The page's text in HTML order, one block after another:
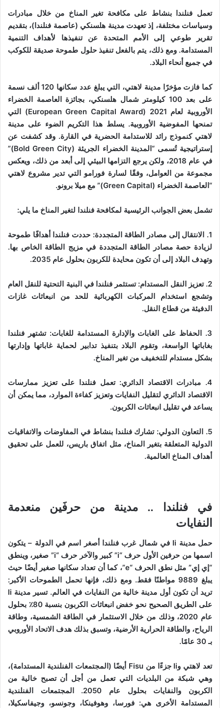
تعمل فنلندا بنشاط على مكافحة تغير المناخ من خلال مبادرات
وسياسات مختلفة، إذ تعهدت مدينة هلسنكي (عاصمة فنلندا)، بتقديم
تقرير طوعي إلى الأمم المتحدة عن تنفيذها لأهداف التنمية
المستدامة. ومع ذلك، يتم بالفعل تنفيذ حلول طموحة صديقة للكوكب
في جميع أنحاء البلاد.
كما فازت مؤخرًا مدينة لاهتي، التي يبلغ عدد سكانها 120 ألف نسمة
على بعد 100 كيلومتر شمال هلسنكي، بجائزة العاصمة الخضراء
الأوروبية لعام 2021 (European Green Capital Award) التي
تمنحها المفوضية الأوروبية. يسلط هذا التكريم الضوء على مدينة
لاهتي كنموذج رائد للاستدامة الحضرية في القارة. وقد كشفت عن
إستراتيجية تُسمى “المدينة الخضراء الجريئة (Bold Green City)”
في عام 2018، ولكن يرجع التزامها البيئي إلى أبعد من ذلك، ويعكس
مجموعة من العوامل، وفقًا لسارة فورامو التي تدير مشروع لاهتي
“العاصمة الخضراء (Green Capital)” مع ميلا برونو.
تشمل بعض الجوانب الرئيسية لمكافحة فنلندا لتغير المناخ ما يلي:
1. الانتقال إلى مصادر الطاقة المتجددة: حددت فنلندا أهدافًا طموحة
لزيادة حصة مصادر الطاقة المتجددة في مزيج الطاقة الخاص بها.
وتهدف البلاد إلى أن تكون محايدة للكربون بحلول عام 2035.
2. تعزيز النقل المستدام: تستثمر فنلندا في البنية التحتية للنقل العام
وتشجع استخدام المركبات الكهربائية للحد من انبعاثات غازات
الدفيئة من قطاع النقل.
3. الحفاظ على الغابات والإدارة المستدامة للغابات: تشتهر فنلندا
بغاباتها الواسعة، وتقوم البلاد بتنفيذ تدابير لحماية غاباتها وإدارتها
بشكل مستدام للتخفيف من تغير المناخ.
4. مبادرات الاقتصاد الدائري: تعمل فنلندا على تعزيز ممارسات
الاقتصاد الدائري لتقليل النفايات وتعزيز كفاءة الموارد، مما يمكن أن
يساعد في تقليل انبعاثات الكربون.
5. التعاون الدولي: تشارك فنلندا بنشاط في المفاوضات والاتفاقيات
الدولية المتعلقة بتغير المناخ، مثل اتفاق باريس، للعمل على تحقيق
أهداف المناخ العالمية.
في فنلندا .. مدينة من حرفَين منعدمة
النفايات
حمل مدينة Ii في شمال غرب فنلندا أصغر اسم في الدولة – يتكون
اسمها من حرفين الأول حرف “i” كبير والآخر حرف “i” صغير، وينطق
“إي إي” مثل نطق الحرف “e”، كما أن تعداد سكانها صغير أيضًا حيث
يبلغ 9889 مواطنًا فقط. ومع ذلك، فإنها تحمل الطموحات الأكبر:
تريد أن تكون أول مدينة خالية من النفايات في العالم. تسير مدينة Ii
على الطريق الصحيح نحو خفض انبعاثات الكربون بنسبة 80٪ بحلول
عام 2020، وذلك من خلال الاستثمار في الطاقة الشمسية، وطاقة
الرياح، والطاقة الحرارية الأرضية، وتسبق بذلك هدف الاتحاد الأوروبي
بـ 30 عامًا.
تعد لاهتي وIi جزءًا من Fisu أيضًا (المجتمعات الفنلندية المستدامة)،
وهي شبكة من البلديات التي تعمل من أجل أن تصبح خالية من
الكربون والنفايات بحلول عام 2050. المجتمعات الفنلندية
المستدامة الأخرى هي: فورسا، وهوفينكا، وجونسو، وجيفاسكيلا،